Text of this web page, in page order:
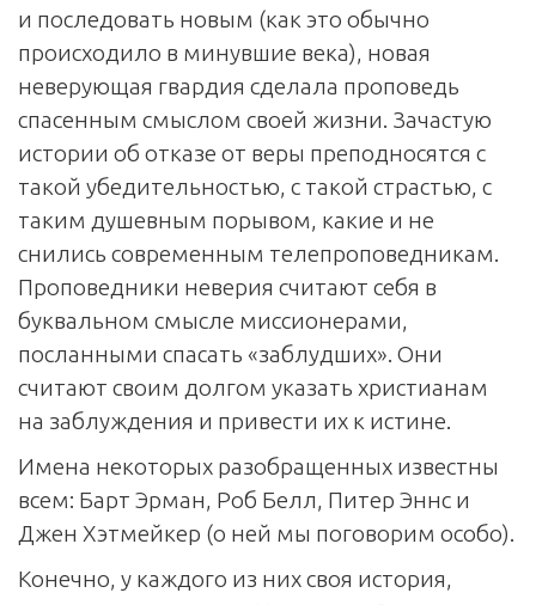
и последовать новым (как это обычно
происходило в минувшие века), новая
неверующая гвардия сделала проповедь
спасенным смыслом своей жизни. Зачастую
истории об отказе от веры преподносятся с
такой убедительностью, с такой страстью, с
таким душевным порывом, какие и не
снились современным телепроповедникам.
Проповедники неверия считают себя в
буквальном смысле миссионерами,
посланными спасать «заблудших». Они
считают своим долгом указать христианам
на заблуждения и привести их к истине.
Имена некоторых разобращенных известны
всем: Барт Эрман, Роб Белл, Питер Эннс и
Джен Хэтмейкер (о ней мы поговорим особо).
Конечно, у каждого из них своя история,